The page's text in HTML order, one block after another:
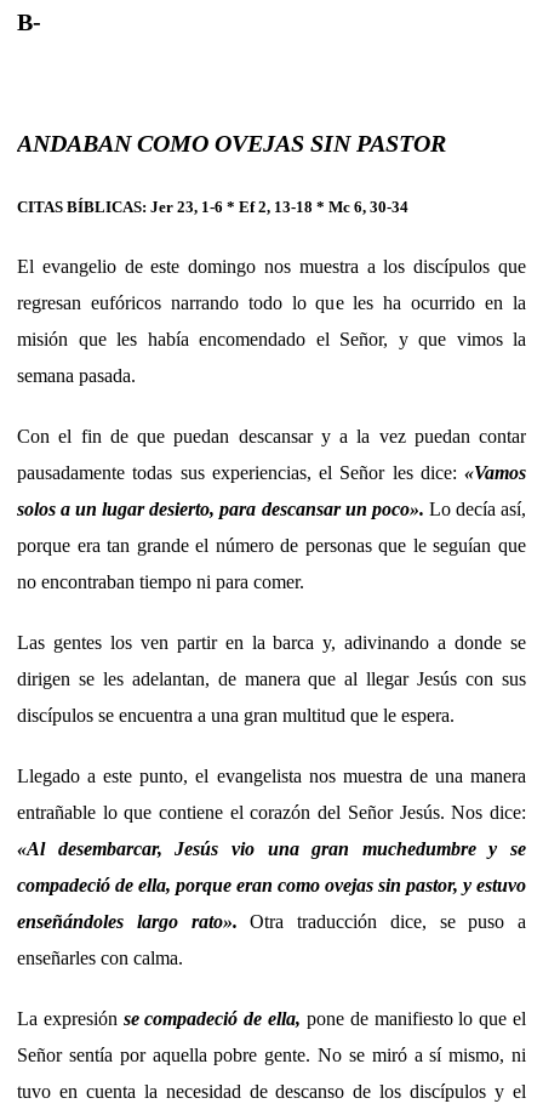
B-
ANDABAN COMO OVEJAS SIN PASTOR
CITAS BÍBLICAS: Jer 23, 1-6 * Ef 2, 13-18 * Mc 6, 30-34
El evangelio de este domingo nos muestra a los discípulos que
regresan eufóricos narrando todo lo que les ha ocurrido en la
misión que les había encomendado el Señor, y que vimos la
semana pasada.
Con el fin de que puedan descansar y a la vez puedan contar
pausadamente todas sus experiencias, el Señor les dice: «Vamos
solos a un lugar desierto, para descansar un poco». Lo decía así,
porque era tan grande el número de personas que le seguían que
no encontraban tiempo ni para comer.
Las gentes los ven partir en la barca y, adivinando a donde se
dirigen se les adelantan, de manera que al llegar Jesús con sus
discípulos se encuentra a una gran multitud que le espera.
Llegado a este punto, el evangelista nos muestra de una manera
entrañable lo que contiene el corazón del Señor Jesús. Nos dice:
«Al desembarcar, Jesús vio una gran muchedumbre y se
compadeció de ella, porque eran como ovejas sin pastor, y estuvo
enseñándoles largo rato».Otra traducción dice, se puso a
enseñarles con calma.
La expresión se compadeció de ella, pone de manifiesto lo que el
Señor sentía por aquella pobre gente. No se miró a sí mismo, ni
tuvo en cuenta la necesidad de descanso de los discípulos y el